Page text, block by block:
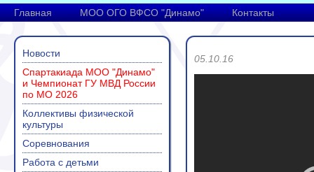
Главная МОО ОГО ВФСО "Динамо" Контакты
Новости
Спартакиада МОО "Динамо"
и Чемпионат ГУ МВД России
по МО 2026
Коллективы физической
культуры
Соревнования
Работа с детьми
05.10.16